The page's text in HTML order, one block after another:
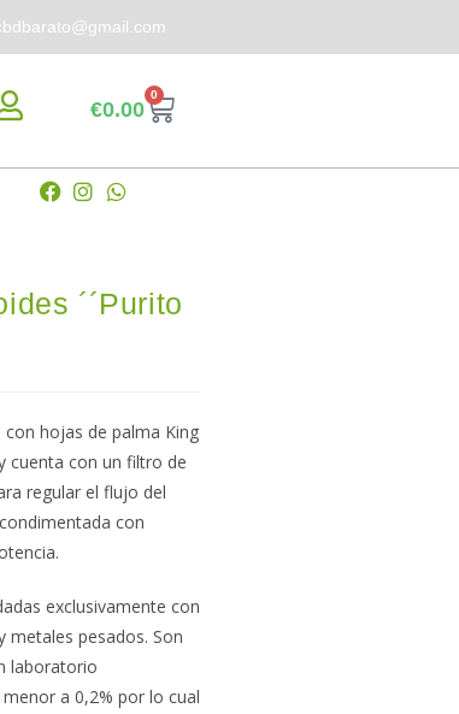
€0.00
0
´´Purito
con hojas de palma King
cuenta con un filtro de
regular el flujo del
con
exclusivamente con
pesados. Son
laboratorio
a 0,2% por lo cual